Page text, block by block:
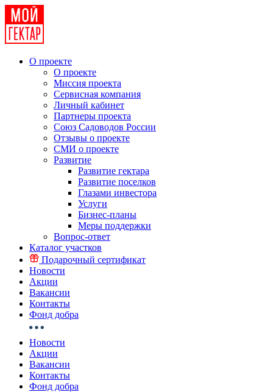
О проекте
О проекте
Миссия проекта
Сервисная компания
Личный кабинет
Партнеры проекта
Союз Садоводов России
Отзывы о проекте
СМИ о проекте
Развитие
Развитие гектара
Развитие поселков
Глазами инвестора
Услуги
Бизнес-планы
Меры поддержки
Вопрос-ответ
Каталог участков
Подарочный сертификат
Новости
Акции
Вакансии
Контакты
Фонд добра
Новости
Акции
Вакансии
Контакты
Фонд добра